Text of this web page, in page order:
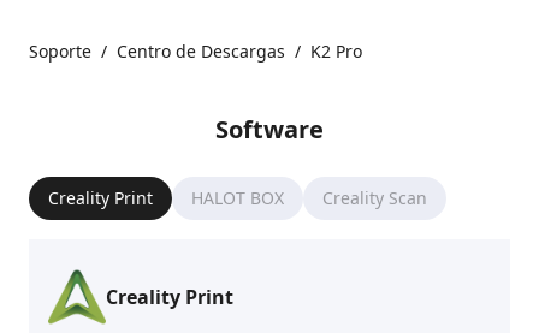
Soporte / Centro de Descargas / K2 Pro
Software
Creality Print HALOT BOX Creality Scan
Creality Print